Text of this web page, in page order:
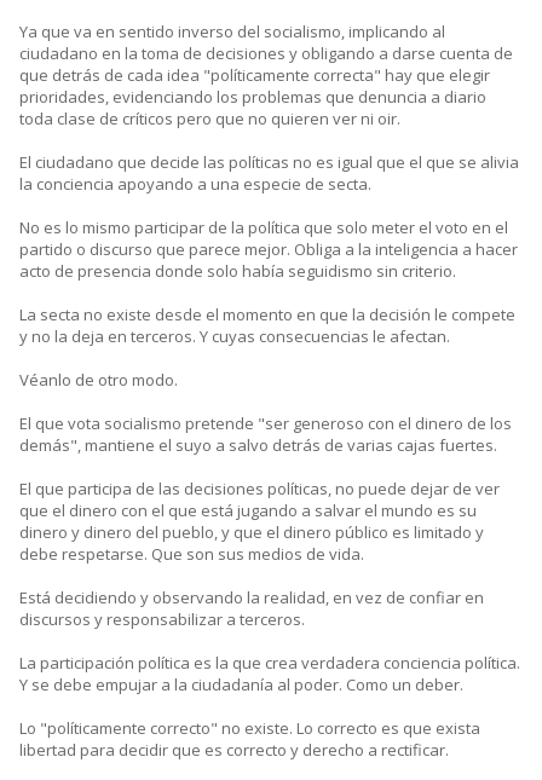
Ya que va en sentido inverso del socialismo, implicando al
ciudadano en la toma de decisiones y obligando a darse cuenta de
que detrás de cada idea "políticamente correcta" hay que elegir
prioridades, evidenciando los problemas que denuncia a diario
toda clase de críticos pero que no quieren ver ni oir.
El ciudadano que decide las políticas no es igual que el que se alivia
la conciencia apoyando a una especie de secta.
No es lo mismo participar de la política que solo meter el voto en el
partido o discurso que parece mejor. Obliga a la inteligencia a hacer
acto de presencia donde solo había seguidismo sin criterio.
La secta no existe desde el momento en que la decisión le compete
y no la deja en terceros. Y cuyas consecuencias le afectan.
Véanlo de otro modo.
El que vota socialismo pretende "ser generoso con el dinero de los
demás", mantiene el suyo a salvo detrás de varias cajas fuertes.
El que participa de las decisiones políticas, no puede dejar de ver
que el dinero con el que está jugando a salvar el mundo es su
dinero y dinero del pueblo, y que el dinero público es limitado y
debe respetarse. Que son sus medios de vida.
Está decidiendo y observando la realidad, en vez de confiar en
discursos y responsabilizar a terceros.
La participación política es la que crea verdadera conciencia política.
Y se debe empujar a la ciudadanía al poder. Como un deber.
Lo "políticamente correcto" no existe. Lo correcto es que exista
libertad para decidir que es correcto y derecho a rectificar.